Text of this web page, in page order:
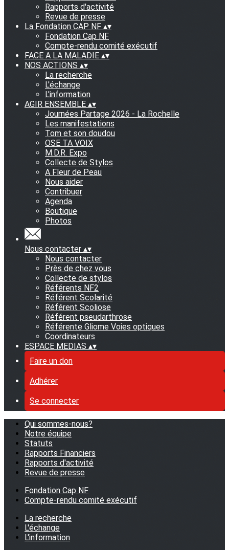
Rapports d'activité
Revue de presse
La Fondation CAP NF ▴▾
Fondation Cap NF
Compte-rendu comité exécutif
FACE A LA MALADIE ▴▾
NOS ACTIONS ▴▾
La recherche
L'échange
L'information
AGIR ENSEMBLE ▴▾
Journées Partage 2026 - La Rochelle
Les manifestations
Tom et son doudou
OSE TA VOIX
M.D.R. Expo
Collecte de Stylos
A Fleur de Peau
Nous aider
Contribuer
Agenda
Boutique
Photos
Nous contacter ▴▾
Nous contacter
Près de chez vous
Collecte de stylos
Référents NF2
Référent Scolarité
Référent Scoliose
Référent pseudarthrose
Référente Gliome Voies optiques
Coordinateurs
ESPACE MEDIAS ▴▾
Faire un don
Adhérer
Se connecter
Qui sommes-nous?
Notre équipe
Statuts
Rapports Financiers
Rapports d'activité
Revue de presse
Fondation Cap NF
Compte-rendu comité exécutif
La recherche
L'échange
L'information